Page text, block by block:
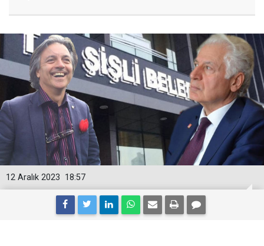
18:57
12 Aralık 2023